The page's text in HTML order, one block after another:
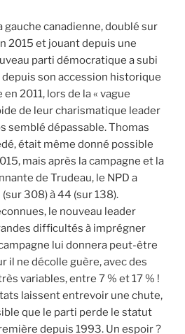
canadienne, doublé sur
2015 et jouant depuis une
parti démocratique a subi
depuis son accession historique
2011, lors de la « vague
de leur charismatique leader
semblé dépassable. Thomas
était même donné possible
mais après la campagne et la
de Trudeau, le NPD a
308) à 44 (sur 138).
le nouveau leader
difficultés à imprégner
lui donnera peut-être
il ne décolle guère, avec des
variables, entre 7 % et 17 % !
laissent entrevoir une chute,
que le parti perde le statut
depuis 1993. Un espoir ?